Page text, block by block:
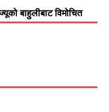
बाहुलीबाट विमोचित